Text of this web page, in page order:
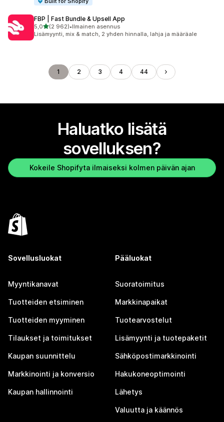
FBP | Fast Bundle & Upsell App
5,0/ 5 tähteä
(2 962)
2962 arvostelua yhteensä
•Ilmainen asennus
Lisämyynti, mix & match, 2 yhden hinnalla, lahja ja määräale
1 2 3 4 44
Haluatko lisätä
sovelluksen?
Kokeile Shopifyta ilmaiseksi kolmen päivän ajan
Sovellusluokat
Myyntikanavat
Tuotteiden etsiminen
Tuotteiden myyminen
Tilaukset ja toimitukset
Kaupan suunnittelu
Markkinointi ja konversio
Kaupan hallinnointi
Pääluokat
Suoratoimitus
Markkinapaikat
Tuotearvostelut
Lisämyynti ja tuotepaketit
Sähköpostimarkkinointi
Hakukoneoptimointi
Lähetys
Valuutta ja käännös